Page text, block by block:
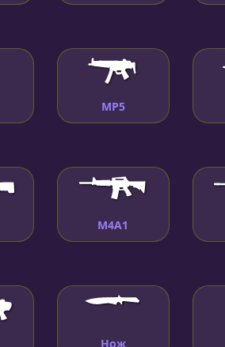
MP5
M4A1
Нож